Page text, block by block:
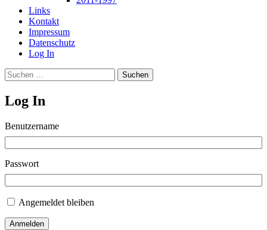
Links
Kontakt
Impressum
Datenschutz
Log In
Suchen
nach:
Log In
Benutzername
Passwort
Angemeldet bleiben
Anmelden